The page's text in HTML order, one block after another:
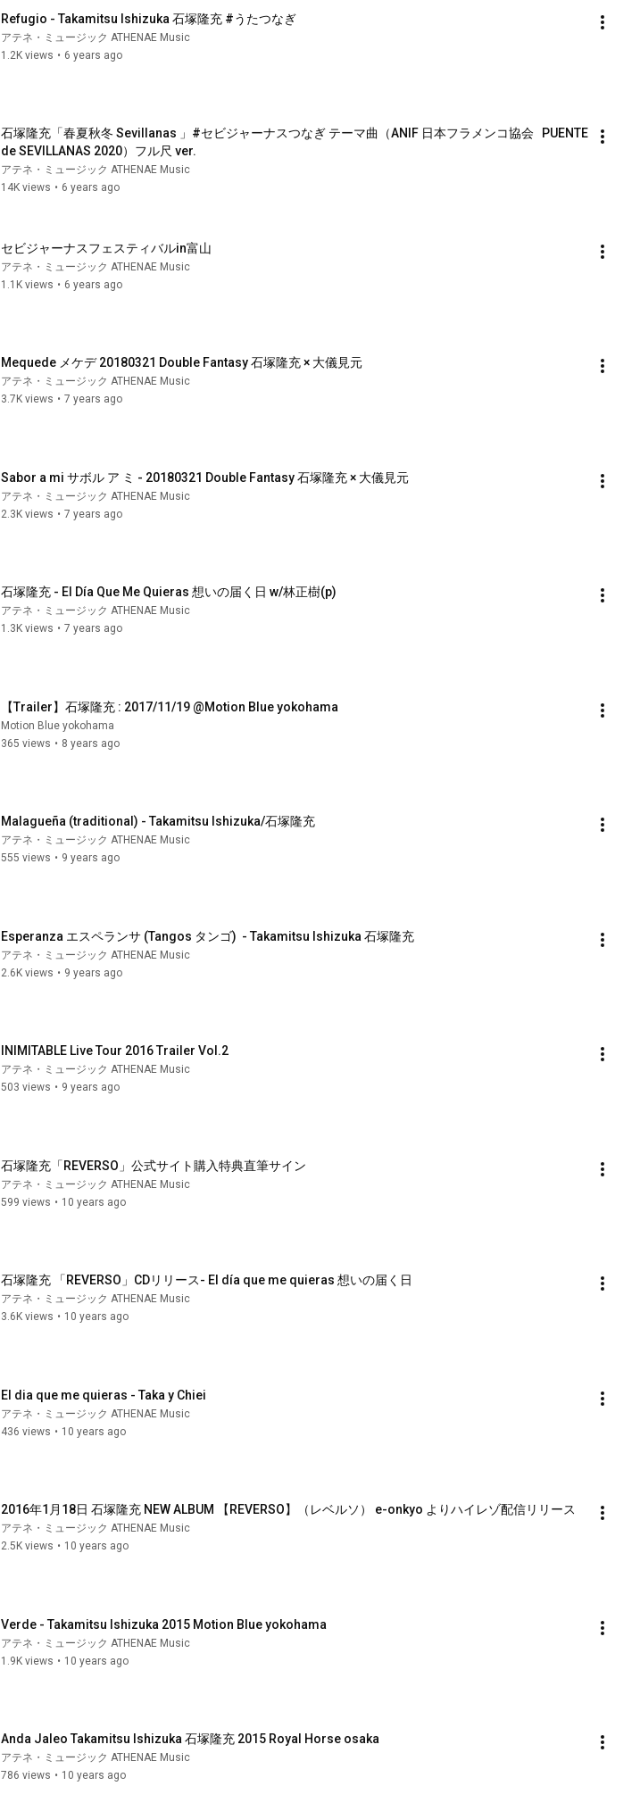
Refugio - Takamitsu Ishizuka 石塚隆充 #うたつなぎ
アテネ・ミュージック ATHENAE Music
1.2K views • 6 years ago
石塚隆充「春夏秋冬 Sevillanas 」#セビジャーナスつなぎ テーマ曲（ANIF 日本フラメンコ協会   PUENTE
de SEVILLANAS 2020）フル尺 ver.
アテネ・ミュージック ATHENAE Music
14K views • 6 years ago
セビジャーナスフェスティバルin富山
アテネ・ミュージック ATHENAE Music
1.1K views • 6 years ago
Mequede メケデ 20180321 Double Fantasy 石塚隆充 × 大儀見元
アテネ・ミュージック ATHENAE Music
3.7K views • 7 years ago
Sabor a mi サボル ア ミ - 20180321 Double Fantasy 石塚隆充 × 大儀見元
アテネ・ミュージック ATHENAE Music
2.3K views • 7 years ago
石塚隆充 - El Día Que Me Quieras 想いの届く日 w/林正樹(p)
アテネ・ミュージック ATHENAE Music
1.3K views • 7 years ago
【Trailer】石塚隆充 : 2017/11/19 @Motion Blue yokohama
Motion Blue yokohama
365 views • 8 years ago
Malagueña (traditional) - Takamitsu Ishizuka/石塚隆充
アテネ・ミュージック ATHENAE Music
555 views • 9 years ago
Esperanza エスペランサ (Tangos タンゴ)  - Takamitsu Ishizuka 石塚隆充
アテネ・ミュージック ATHENAE Music
2.6K views • 9 years ago
INIMITABLE Live Tour 2016 Trailer Vol.2
アテネ・ミュージック ATHENAE Music
503 views • 9 years ago
石塚隆充「REVERSO」公式サイト購入特典直筆サイン
アテネ・ミュージック ATHENAE Music
599 views • 10 years ago
石塚隆充 「REVERSO」CDリリース- El día que me quieras 想いの届く日
アテネ・ミュージック ATHENAE Music
3.6K views • 10 years ago
El dia que me quieras - Taka y Chiei
アテネ・ミュージック ATHENAE Music
436 views • 10 years ago
2016年1月18日 石塚隆充 NEW ALBUM 【REVERSO】（レベルソ） e-onkyo よりハイレゾ配信リリース
アテネ・ミュージック ATHENAE Music
2.5K views • 10 years ago
Verde - Takamitsu Ishizuka 2015 Motion Blue yokohama
アテネ・ミュージック ATHENAE Music
1.9K views • 10 years ago
Anda Jaleo Takamitsu Ishizuka 石塚隆充 2015 Royal Horse osaka
アテネ・ミュージック ATHENAE Music
786 views • 10 years ago